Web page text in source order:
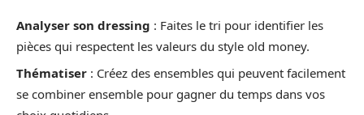
Analyser son dressing : Faites le tri pour identifier les
pièces qui respectent les valeurs du style old money.
Thématiser : Créez des ensembles qui peuvent facilement
se combiner ensemble pour gagner du temps dans vos